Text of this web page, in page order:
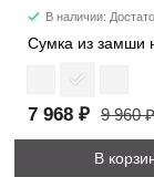
В наличии:
7 968 ₽ 9 960 ₽
В